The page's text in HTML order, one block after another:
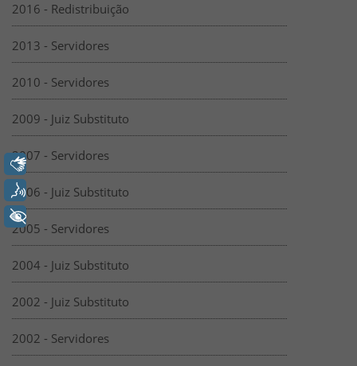
2016 - Redistribuição
2013 - Servidores
2010 - Servidores
2009 - Juiz Substituto
2007 - Servidores
2006 - Juiz Substituto
2005 - Servidores
2004 - Juiz Substituto
2002 - Juiz Substituto
2002 - Servidores
Libras
Voz